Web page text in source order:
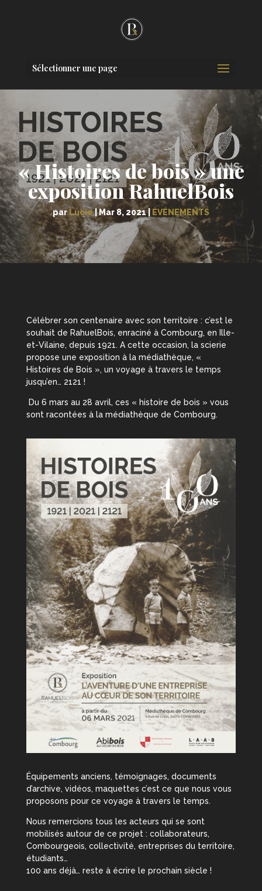
Sélectionner une page
« Histoires de bois » une
exposition RahuelBois
parLucie|Mar 8, 2021| ÉVÉNEMENTS
Célébrer son centenaire avec son territoire : c’est le
souhait de RahuelBois, enraciné à Combourg, en Ille-
et-Vilaine, depuis 1921. A cette occasion, la scierie
propose une exposition à la médiathèque, «
Histoires de Bois », un voyage à travers le temps
jusqu’en… 2121 !
Du 6 mars au 28 avril, ces « histoire de bois » vous
sont racontées à la médiathèque de Combourg.
Équipements anciens, témoignages, documents
d’archive, vidéos, maquettes c’est ce que nous vous
proposons pour ce voyage à travers le temps.
Nous remercions tous les acteurs qui se sont
mobilisés autour de ce projet : collaborateurs,
Combourgeois, collectivité, entreprises du territoire,
étudiants…
100 ans déjà… reste à écrire le prochain siècle !